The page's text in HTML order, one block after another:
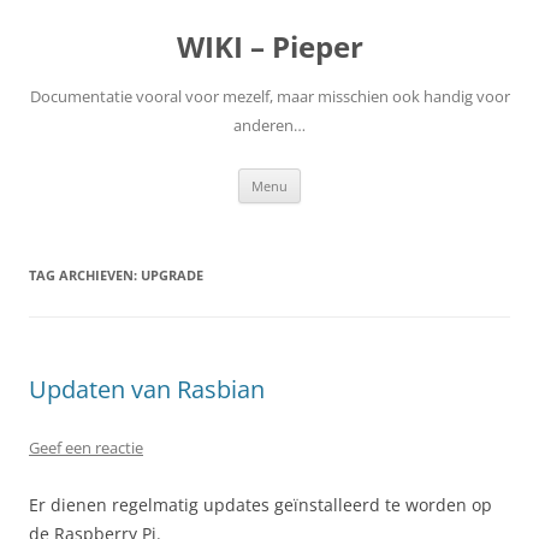
WIKI – Pieper
Documentatie vooral voor mezelf, maar misschien ook handig voor
anderen…
Menu
TAG ARCHIEVEN: UPGRADE
Updaten van Rasbian
Geef een reactie
Er dienen regelmatig updates geïnstalleerd te worden op
de Raspberry Pi.